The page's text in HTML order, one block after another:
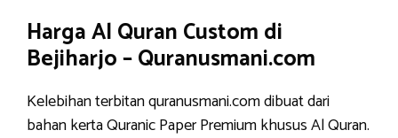
Harga Al Quran Custom di
Bejiharjo – Quranusmani.com
Kelebihan terbitan quranusmani.com dibuat dari
bahan kerta Quranic Paper Premium khusus Al Quran.